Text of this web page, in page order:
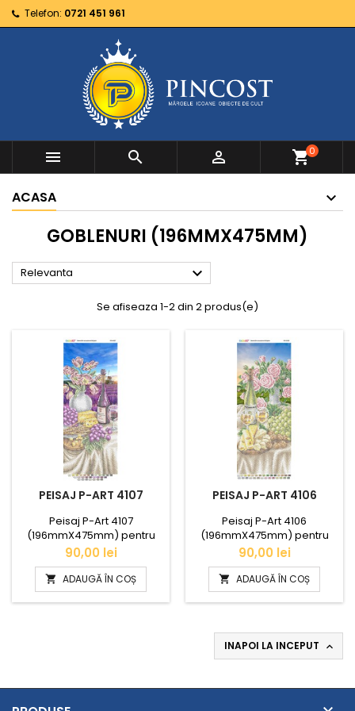
Telefon: 0721 451 961
   shopping_cart0
ACASA
GOBLENURI (196MMX475MM)
Relevanta 
Se afiseaza 1-2 din 2 produs(e)
PEISAJ P-ART 4107
Peisaj P-Art 4107
(196mmX475mm) pentru
cusut cu mărgele.
Pret
90,00 lei
 ADAUGĂ ÎN COȘ
PEISAJ P-ART 4106
Peisaj P-Art 4106
(196mmX475mm) pentru
cusut cu mărgele.
Pret
90,00 lei
 ADAUGĂ ÎN COȘ
INAPOI LA INCEPUT 